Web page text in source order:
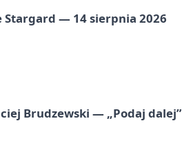
— 14 sierpnia 2026
Brudzewski — „Podaj dalej”